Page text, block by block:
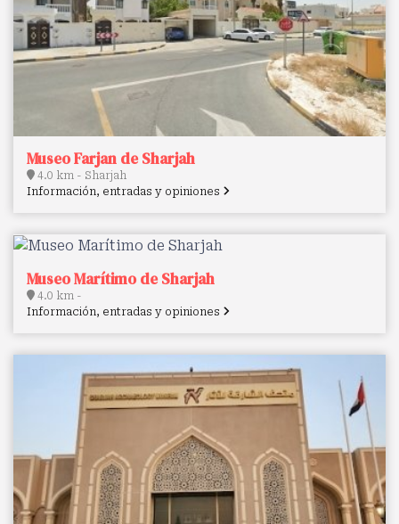
Museo Farjan de Sharjah
4.0 km - Sharjah
Información, entradas y opiniones
Museo Marítimo de Sharjah
4.0 km -
Información, entradas y opiniones